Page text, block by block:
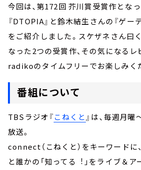
今回は、第172回 芥川賞受賞作とな
『DTOPIA』と鈴木結生さんの『ゲー
をご紹介しました。スケザネさん曰く
なった2つの受賞作、その気になるレ
radikoのタイムフリーでお楽しみく
番組について
TBSラジオ『こねくと 』は、毎週月
放送。
connect（こねくと）をキーワードに
と誰かの「知ってる︕」をライブ＆